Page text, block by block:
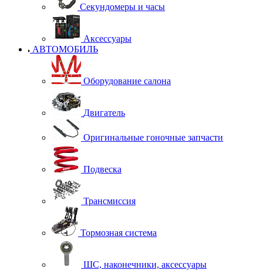
Секундомеры и часы
Аксессуары
АВТОМОБИЛЬ
Оборудование салона
Двигатель
Оригинальные гоночные запчасти
Подвеска
Трансмиссия
Тормозная система
ШС, наконечники, аксессуары